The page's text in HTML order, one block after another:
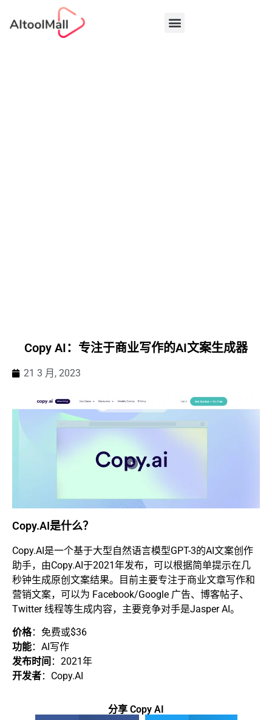
Copy AI：专注于商业写作的AI文案生成器
21 3 月, 2023
Copy.AI是什么？
Copy.AI是一个基于大型自然语言模型GPT-3的AI文案创作
助手，由Copy.AI于2021年发布，可以根据简单提示在几
秒钟生成原创文案结果。目前主要专注于商业文章写作和
营销文案，可以为 Facebook/Google 广告、博客帖子、
Twitter 线程等生成内容，主要竞争对手是Jasper AI。
价格：免费或$36
功能：AI写作
发布时间 ：2021年
开发者：Copy.AI
分享 Copy AI